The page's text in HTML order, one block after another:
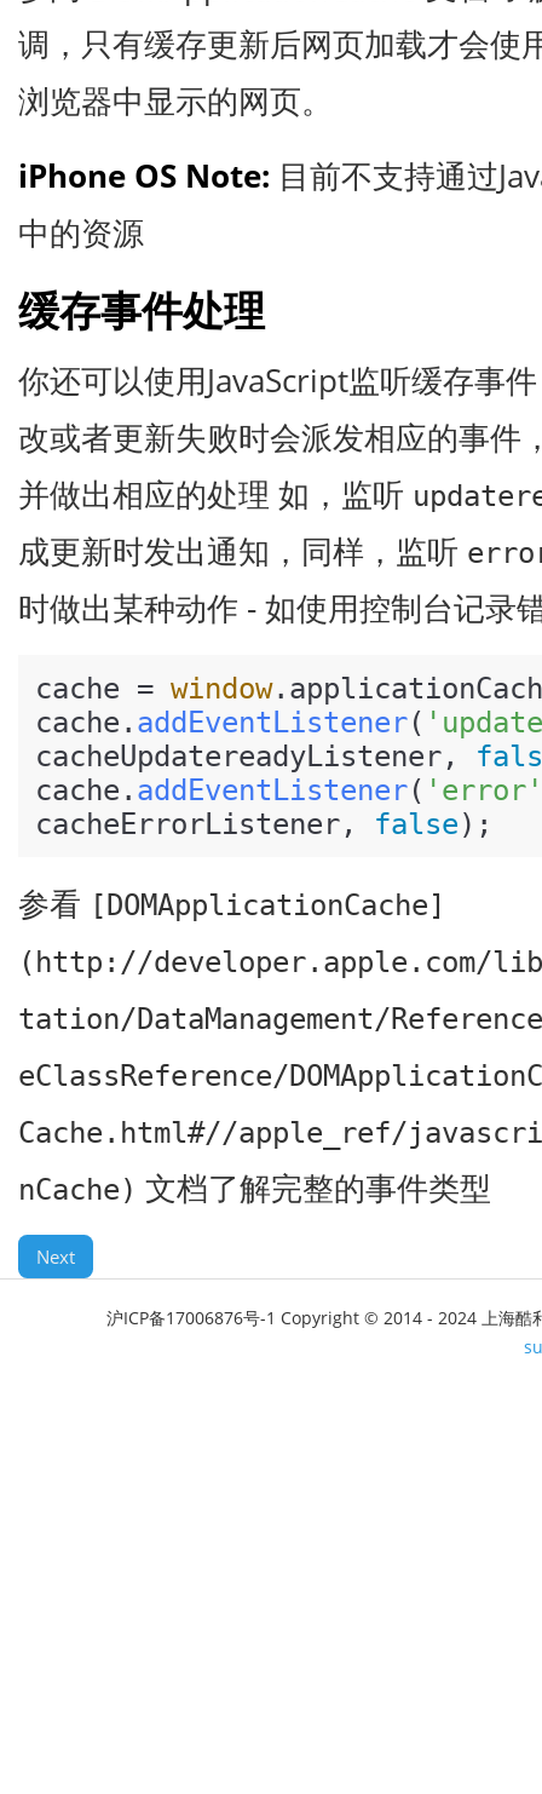
调，只有缓存更新后网页加载才会使
浏览器中显示的网页。
iPhone OS Note: 目前不支持通过
中的资源
缓存事件处理
你还可以使用JavaScript监听缓存事
改或者更新失败时会派发相应的事件
并做出相应的处理 如，监听
成更新时发出通知，同样，监听
时做出某种动作 - 如使用控制台记录
cache = window.
cache. addEventListener(
cacheUpdatereadyListener,
cache. addEventListener( 'error'
cacheErrorListener, false
参看 [DOMApplicationCache]
(http://developer.apple.com/
tation/DataManagement/
eClassReference/
Cache.html#//apple_ref/
nCache) 文档了解完整的事件类型
Next
沪ICP备17006876号-1 Copyright © 2014 - 2024 上海酷